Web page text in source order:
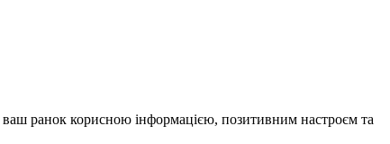
ваш ранок корисною інформацією, позитивним настроєм та